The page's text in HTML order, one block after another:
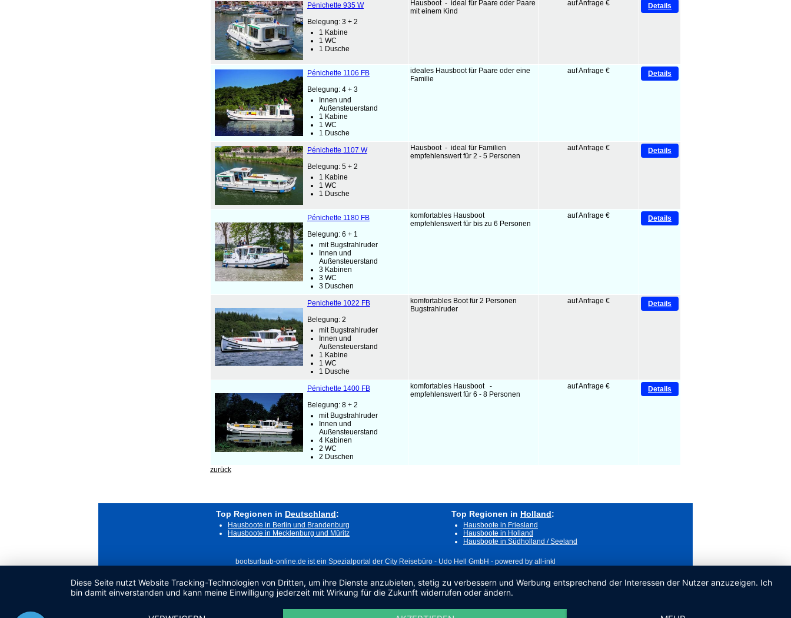
Pénichette 935 W
Belegung: 3 + 2
1 Kabine
1 WC
1 Dusche
Hausboot - ideal für Paare oder Paare
mit einem Kind
auf Anfrage € Details
Pénichette 1106 FB
Belegung: 4 + 3
Innen und
Außensteuerstand
1 Kabine
1 WC
1 Dusche
ideales Hausboot für Paare oder eine
Familie
auf Anfrage € Details
Pénichette 1107 W
Belegung: 5 + 2
1 Kabine
1 WC
1 Dusche
Hausboot - ideal für Familien
empfehlenswert für 2 - 5 Personen
auf Anfrage € Details
Pénichette 1180 FB
Belegung: 6 + 1
mit Bugstrahlruder
Innen und
Außensteuerstand
3 Kabinen
3 WC
3 Duschen
komfortables Hausboot
empfehlenswert für bis zu 6 Personen
auf Anfrage € Details
Penichette 1022 FB
Belegung: 2
mit Bugstrahlruder
Innen und
Außensteuerstand
1 Kabine
1 WC
1 Dusche
komfortables Boot für 2 Personen
Bugstrahlruder
auf Anfrage € Details
Pénichette 1400 FB
Belegung: 8 + 2
mit Bugstrahlruder
Innen und
Außensteuerstand
4 Kabinen
2 WC
2 Duschen
komfortables Hausboot -
empfehlenswert für 6 - 8 Personen
auf Anfrage € Details
zurück
Top Regionen in Deutschland:
Hausboote in Berlin und Brandenburg
Hausboote in Mecklenburg und Müritz
Top Regionen in Holland:
Hausboote in Friesland
Hausboote in Holland
Hausboote in Südholland / Seeland
bootsurlaub-online.de ist ein Spezialportal der City Reisebüro - Udo Hell GmbH - powered by all-inkl
Diese Seite nutzt Website Tracking-Technologien von Dritten, um ihre Dienste anzubieten, stetig zu verbessern und Werbung entsprechend der Interessen der Nutzer anzuzeigen. Ich
bin damit einverstanden und kann meine Einwilligung jederzeit mit Wirkung für die Zukunft widerrufen oder ändern.